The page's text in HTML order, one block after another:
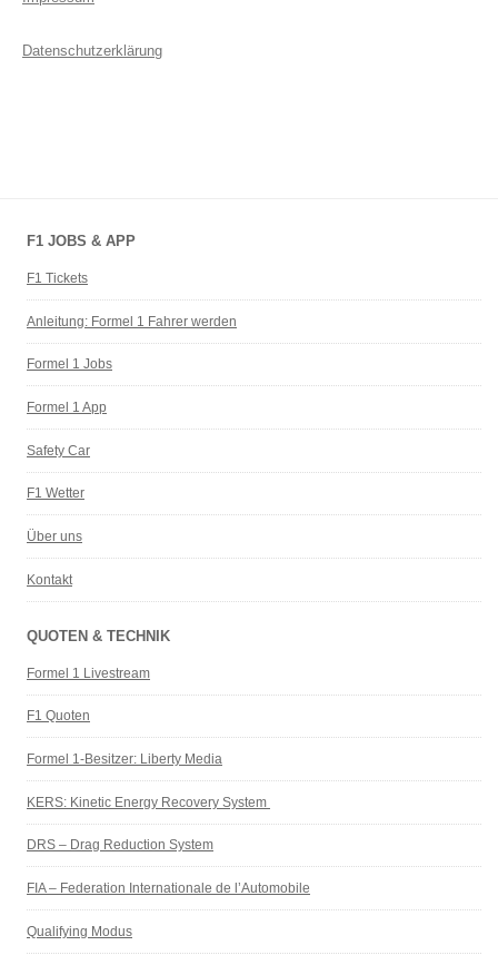
Datenschutzerklärung
F1 JOBS & APP
F1 Tickets
Anleitung: Formel 1 Fahrer werden
Formel 1 Jobs
Formel 1 App
Safety Car
F1 Wetter
Über uns
Kontakt
QUOTEN & TECHNIK
Formel 1 Livestream
F1 Quoten
Formel 1-Besitzer: Liberty Media
KERS: Kinetic Energy Recovery System
DRS – Drag Reduction System
FIA – Federation Internationale de l’Automobile
Qualifying Modus